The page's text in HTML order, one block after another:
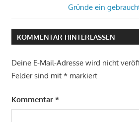
Nächster
Beitrag:
Gründe ein
KOMMENTAR HINTERLASSEN
Deine E-Mail-Adresse wird nicht
Felder sind mit *markiert
Kommentar *